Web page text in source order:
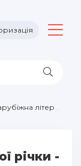
література
річки -